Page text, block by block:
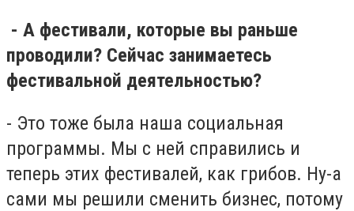
- А фестивали, которые вы раньше
проводили? Сейчас занимаетесь
фестивальной деятельностью?
- Это тоже была наша социальная
программы. Мы с ней справились и
теперь этих фестивалей, как грибов. Ну-а
сами мы решили сменить бизнес, потому